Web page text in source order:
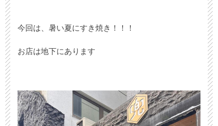
今回は、暑い夏にすき焼き！！！
お店は地下にあります